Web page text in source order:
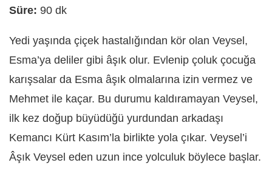
Süre: 90 dk
Yedi yaşında çiçek hastalığından kör olan Veysel,
Esma’ya deliler gibi âşık olur. Evlenip çoluk çocuğa
karışsalar da Esma âşık olmalarına izin vermez ve
Mehmet ile kaçar. Bu durumu kaldıramayan Veysel,
ilk kez doğup büyüdüğü yurdundan arkadaşı
Kemancı Kürt Kasım’la birlikte yola çıkar. Veysel’i
Âşık Veysel eden uzun ince yolculuk böylece başlar.